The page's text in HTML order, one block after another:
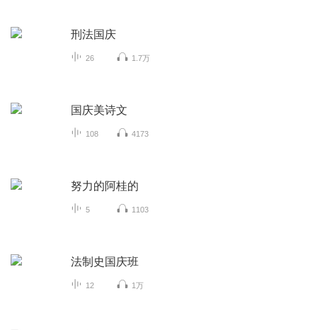
刑法国庆
26 1.7万
国庆美诗文
108 4173
努力的阿桂的
5 1103
法制史国庆班
12 1万